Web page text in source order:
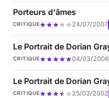
Porteurs d'âmes
CRITIQUE 24/07/2007
Le Portrait de Dorian
CRITIQUE 04/03/2006
Le Portrait de Dorian
CRITIQUE 25/03/2002